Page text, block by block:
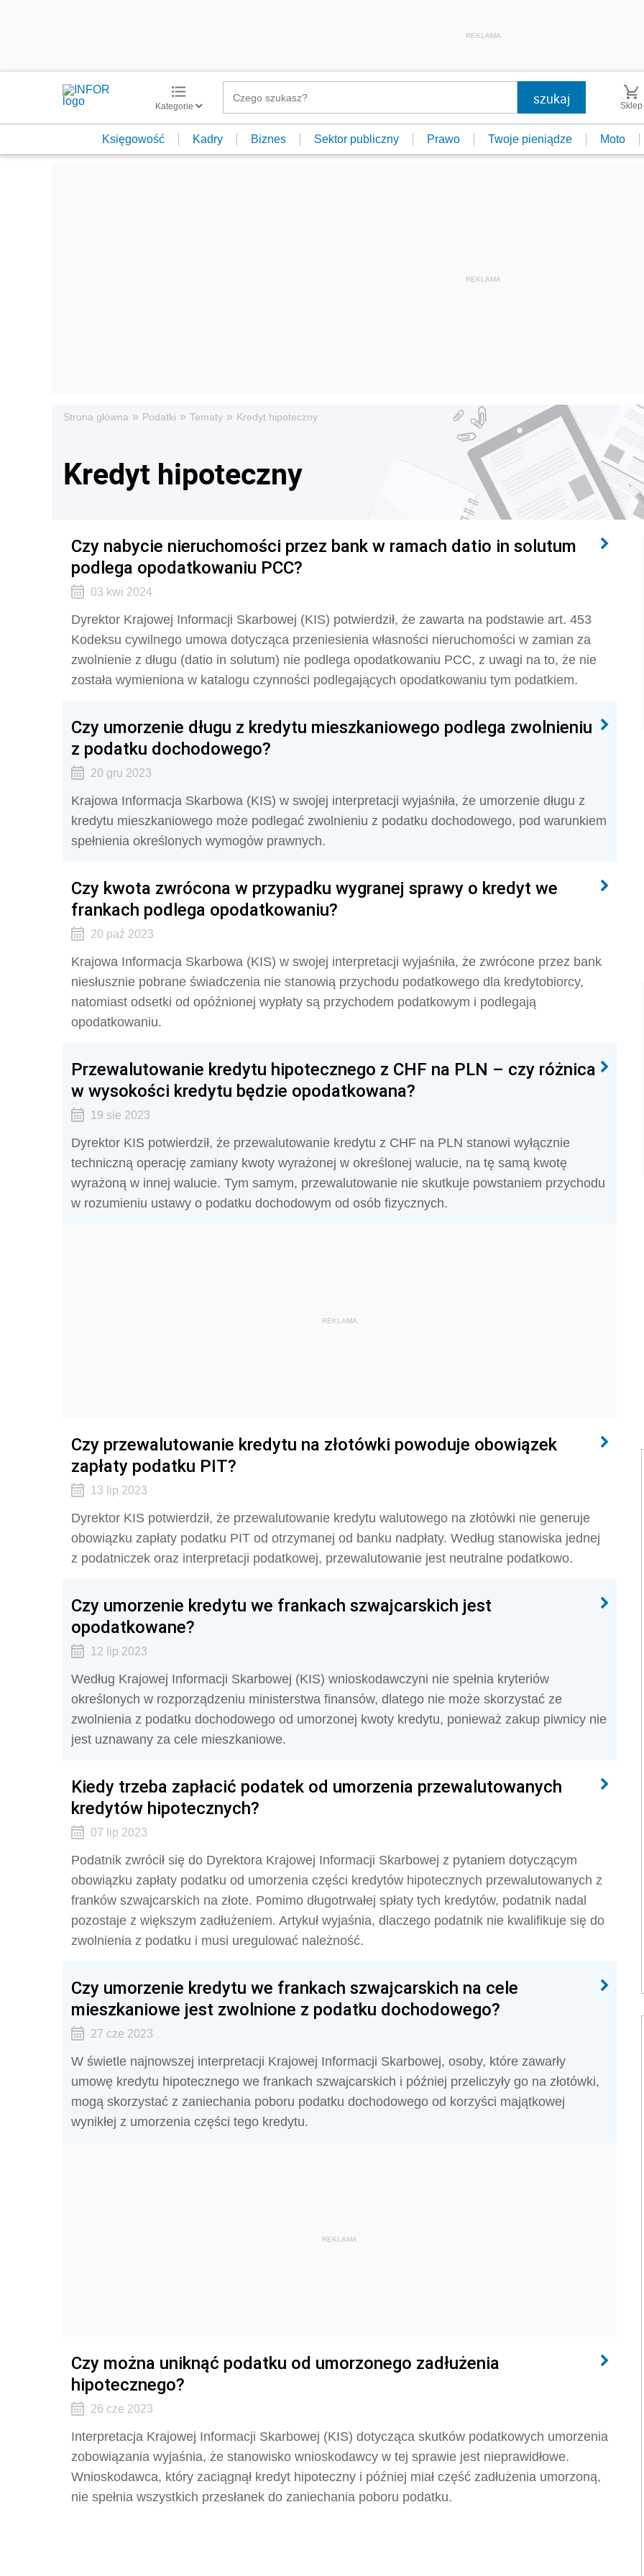
REKLAMA
Kategorie Sklep
Księgowość Kadry Biznes Sektor publiczny Prawo Twoje pieniądze Moto
Strona główna » Podatki » Tematy » Kredyt hipoteczny
Kredyt hipoteczny
Czy nabycie nieruchomości przez bank w ramach datio in solutum
podlega opodatkowaniu PCC?
03 kwi 2024
Dyrektor Krajowej Informacji Skarbowej (KIS) potwierdził, że zawarta na podstawie art. 453
Kodeksu cywilnego umowa dotycząca przeniesienia własności nieruchomości w zamian za
zwolnienie z długu (datio in solutum) nie podlega opodatkowaniu PCC, z uwagi na to, że nie
została wymieniona w katalogu czynności podlegających opodatkowaniu tym podatkiem.
Czy umorzenie długu z kredytu mieszkaniowego podlega zwolnieniu
z podatku dochodowego?
20 gru 2023
Krajowa Informacja Skarbowa (KIS) w swojej interpretacji wyjaśniła, że umorzenie długu z
kredytu mieszkaniowego może podlegać zwolnieniu z podatku dochodowego, pod warunkiem
spełnienia określonych wymogów prawnych.
Czy kwota zwrócona w przypadku wygranej sprawy o kredyt we
frankach podlega opodatkowaniu?
20 paź 2023
Krajowa Informacja Skarbowa (KIS) w swojej interpretacji wyjaśniła, że zwrócone przez bank
niesłusznie pobrane świadczenia nie stanowią przychodu podatkowego dla kredytobiorcy,
natomiast odsetki od opóźnionej wypłaty są przychodem podatkowym i podlegają
opodatkowaniu.
Przewalutowanie kredytu hipotecznego z CHF na PLN – czy różnica
w wysokości kredytu będzie opodatkowana?
19 sie 2023
Dyrektor KIS potwierdził, że przewalutowanie kredytu z CHF na PLN stanowi wyłącznie
techniczną operację zamiany kwoty wyrażonej w określonej walucie, na tę samą kwotę
wyrażoną w innej walucie. Tym samym, przewalutowanie nie skutkuje powstaniem przychodu
w rozumieniu ustawy o podatku dochodowym od osób fizycznych.
REKLAMA
Czy przewalutowanie kredytu na złotówki powoduje obowiązek
zapłaty podatku PIT?
13 lip 2023
Dyrektor KIS potwierdził, że przewalutowanie kredytu walutowego na złotówki nie generuje
obowiązku zapłaty podatku PIT od otrzymanej od banku nadpłaty. Według stanowiska jednej
z podatniczek oraz interpretacji podatkowej, przewalutowanie jest neutralne podatkowo.
Czy umorzenie kredytu we frankach szwajcarskich jest
opodatkowane?
12 lip 2023
Według Krajowej Informacji Skarbowej (KIS) wnioskodawczyni nie spełnia kryteriów
określonych w rozporządzeniu ministerstwa finansów, dlatego nie może skorzystać ze
zwolnienia z podatku dochodowego od umorzonej kwoty kredytu, ponieważ zakup piwnicy nie
jest uznawany za cele mieszkaniowe.
Kiedy trzeba zapłacić podatek od umorzenia przewalutowanych
kredytów hipotecznych?
07 lip 2023
Podatnik zwrócił się do Dyrektora Krajowej Informacji Skarbowej z pytaniem dotyczącym
obowiązku zapłaty podatku od umorzenia części kredytów hipotecznych przewalutowanych z
franków szwajcarskich na złote. Pomimo długotrwałej spłaty tych kredytów, podatnik nadal
pozostaje z większym zadłużeniem. Artykuł wyjaśnia, dlaczego podatnik nie kwalifikuje się do
zwolnienia z podatku i musi uregulować należność.
Czy umorzenie kredytu we frankach szwajcarskich na cele
mieszkaniowe jest zwolnione z podatku dochodowego?
27 cze 2023
W świetle najnowszej interpretacji Krajowej Informacji Skarbowej, osoby, które zawarły
umowę kredytu hipotecznego we frankach szwajcarskich i później przeliczyły go na złotówki,
mogą skorzystać z zaniechania poboru podatku dochodowego od korzyści majątkowej
wynikłej z umorzenia części tego kredytu.
REKLAMA
Czy można uniknąć podatku od umorzonego zadłużenia
hipotecznego?
26 cze 2023
Interpretacja Krajowej Informacji Skarbowej (KIS) dotycząca skutków podatkowych umorzenia
zobowiązania wyjaśnia, że stanowisko wnioskodawcy w tej sprawie jest nieprawidłowe.
Wnioskodawca, który zaciągnął kredyt hipoteczny i później miał część zadłużenia umorzoną,
nie spełnia wszystkich przesłanek do zaniechania poboru podatku.